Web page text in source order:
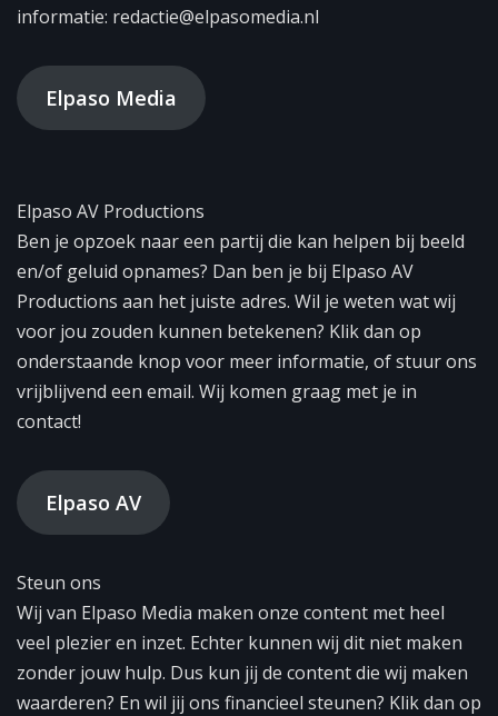
informatie: redactie@elpasomedia.nl
Elpaso Media
Elpaso AV Productions
Ben je opzoek naar een partij die kan helpen bij beeld
en/of geluid opnames? Dan ben je bij Elpaso AV
Productions aan het juiste adres. Wil je weten wat wij
voor jou zouden kunnen betekenen? Klik dan op
onderstaande knop voor meer informatie, of stuur ons
vrijblijvend een email. Wij komen graag met je in
contact!
Elpaso AV
Steun ons
Wij van Elpaso Media maken onze content met heel
veel plezier en inzet. Echter kunnen wij dit niet maken
zonder jouw hulp. Dus kun jij de content die wij maken
waarderen? En wil jij ons financieel steunen? Klik dan op